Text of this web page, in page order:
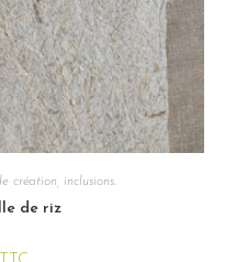
création, inclusions.
de riz